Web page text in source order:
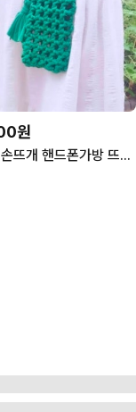
원
[2+1] 손뜨개 핸드폰가방 뜨개 폰가방 크로스백